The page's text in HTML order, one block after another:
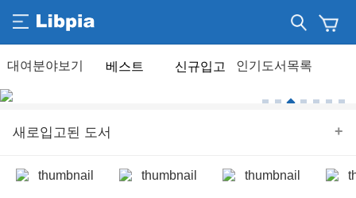
베스트 신규입고
새로입고된 도서 +